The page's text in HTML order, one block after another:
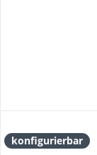
konfigurierbar